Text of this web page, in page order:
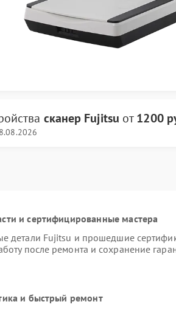
сканер Fujitsu от1200
и сертифицированные мастера
детали Fujitsu и прошедшие
после ремонта и сохранение
и быстрый ремонт